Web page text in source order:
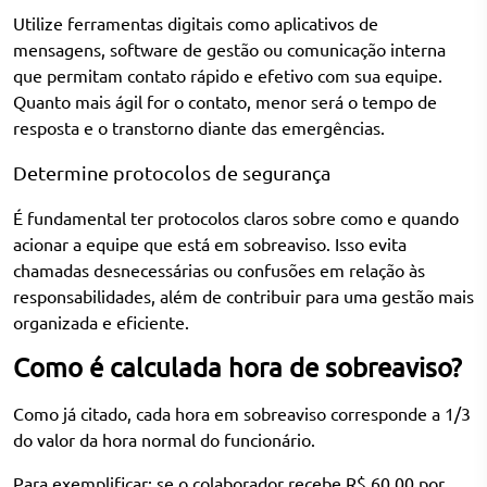
Utilize ferramentas digitais como aplicativos de
mensagens, software de gestão ou comunicação interna
que permitam contato rápido e efetivo com sua equipe.
Quanto mais ágil for o contato, menor será o tempo de
resposta e o transtorno diante das emergências.
Determine protocolos de segurança
É fundamental ter protocolos claros sobre como e quando
acionar a equipe que está em sobreaviso. Isso evita
chamadas desnecessárias ou confusões em relação às
responsabilidades, além de contribuir para uma gestão mais
organizada e eficiente.
Como é calculada hora de sobreaviso?
Como já citado, cada hora em sobreaviso corresponde a 1/3
do valor da hora normal do funcionário.